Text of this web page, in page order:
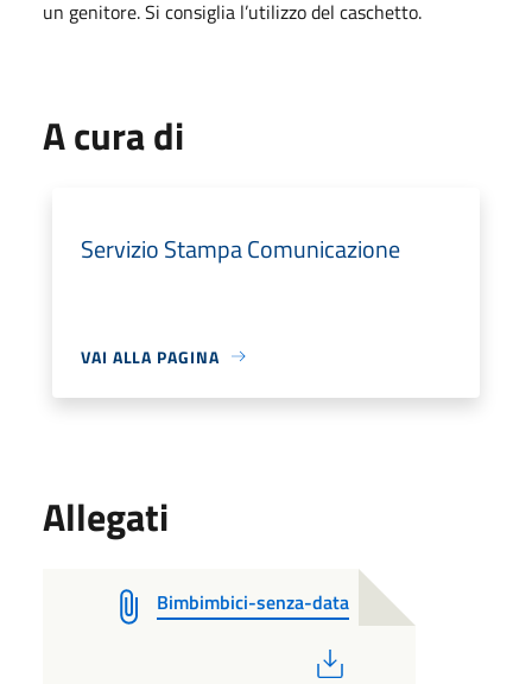
un genitore. Si consiglia l’utilizzo del caschetto.
A cura di
Servizio Stampa Comunicazione
VAI ALLA PAGINA
Allegati
Bimbimbici-senza-data